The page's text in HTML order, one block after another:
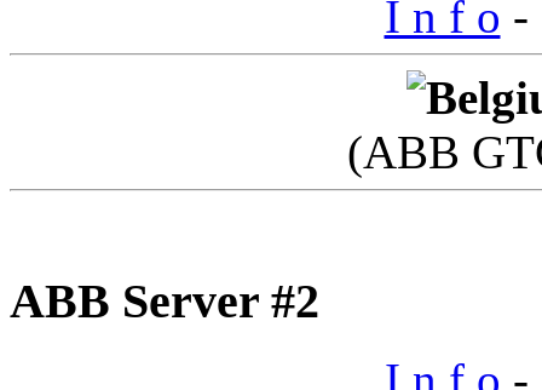
I n f o -
(ABB
ABB Server #2
I n f o -